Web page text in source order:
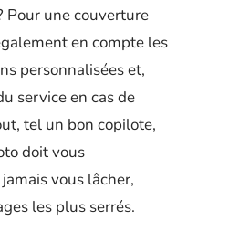
Pour une couverture
en compte les
personnalisées et,
service en cas de
tel un bon copilote,
doit vous
vous lâcher,
les plus serrés.